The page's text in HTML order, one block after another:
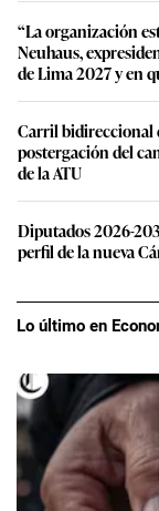
“La organización
Neuhaus,
de Lima 2027 y en
Carril bidireccional
postergación del
de la ATU
Diputados 2026-
perfil de la nueva
Lo último en